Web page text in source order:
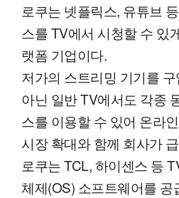
로쿠는 넷플릭스, 유튜브
스를 TV에서 시청할 수 있
랫폼 기업이다.
저가의 스트리밍 기기를
아닌 일반 TV에서도 각종
스를 이용할 수 있어 온라
시장 확대와 함께 회사가
로쿠는 TCL, 하이센스 등
체제(OS) 소프트웨어를 공